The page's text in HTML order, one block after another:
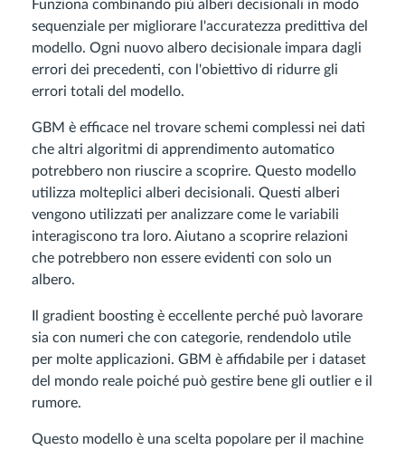
Funziona combinando più alberi decisionali in modo
sequenziale per migliorare l'accuratezza predittiva del
modello. Ogni nuovo albero decisionale impara dagli
errori dei precedenti, con l'obiettivo di ridurre gli
errori totali del modello.
GBM è efficace nel trovare schemi complessi nei dati
che altri algoritmi di apprendimento automatico
potrebbero non riuscire a scoprire. Questo modello
utilizza molteplici alberi decisionali. Questi alberi
vengono utilizzati per analizzare come le variabili
interagiscono tra loro. Aiutano a scoprire relazioni
che potrebbero non essere evidenti con solo un
albero.
Il gradient boosting è eccellente perché può lavorare
sia con numeri che con categorie, rendendolo utile
per molte applicazioni. GBM è affidabile per i dataset
del mondo reale poiché può gestire bene gli outlier e il
rumore.
Questo modello è una scelta popolare per il machine